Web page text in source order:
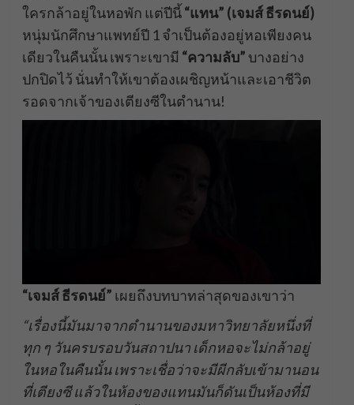
ใครกล้าอยู่ในหอพัก แต่ปีนี้“แทน” (เจมส์ ธีรดนย์)
หนุ่มนักศึกษาแพทย์ปี 1 จำเป็นต้องอยู่หอเพียงคน
เดียวในคืนนั้น เพราะเขามี “ความลับ” บางอย่าง
ปกปิดไว้ นั่นทำให้เขาต้องเผชิญหน้าและเอาชีวิต
รอดจากเจ้าของเตียงซีในตำนาน!
“เจมส์ ธีรดนย์” เผยถึงบทบาทล่าสุดของเขาว่า
“เรื่องนี้มันมาจากตำนานของมหาวิทยาลัยหนึ่งที่
ทุก ๆ วันครบรอบวันสถาปนา เด็กหอจะไม่กล้าอยู่
ในหอในคืนนั้น เพราะเชื่อว่าจะมีผีกลับเข้ามานอน
ที่เตียงซี แล้วในห้องของแทนมันก็ดันเป็นห้องที่มี